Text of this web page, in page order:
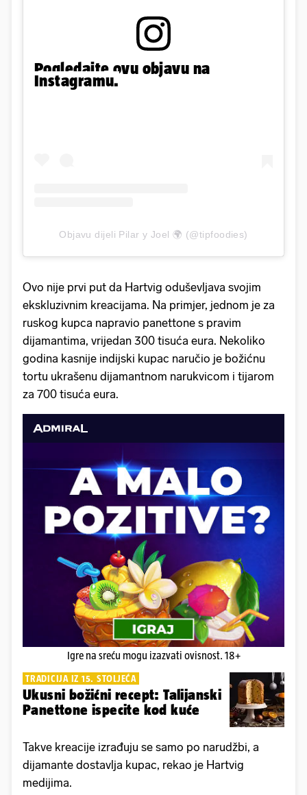
Pogledajte ovu objavu na
Instagramu.
Objavu dijeli Pilar y Joel 🌍 (@tipfoodies)
Ovo nije prvi put da Hartvig oduševljava svojim
ekskluzivnim kreacijama. Na primjer, jednom je za
ruskog kupca napravio panettone s pravim
dijamantima, vrijedan 300 tisuća eura. Nekoliko
godina kasnije indijski kupac naručio je božićnu
tortu ukrašenu dijamantnom narukvicom i tijarom
za 700 tisuća eura.
Igre na sreću mogu izazvati ovisnost. 18+
TRADICIJA IZ 15. STOLJEĆA
Ukusni božićni recept: Talijanski
Panettone ispecite kod kuće
Takve kreacije izrađuju se samo po narudžbi, a
dijamante dostavlja kupac, rekao je Hartvig
medijima.